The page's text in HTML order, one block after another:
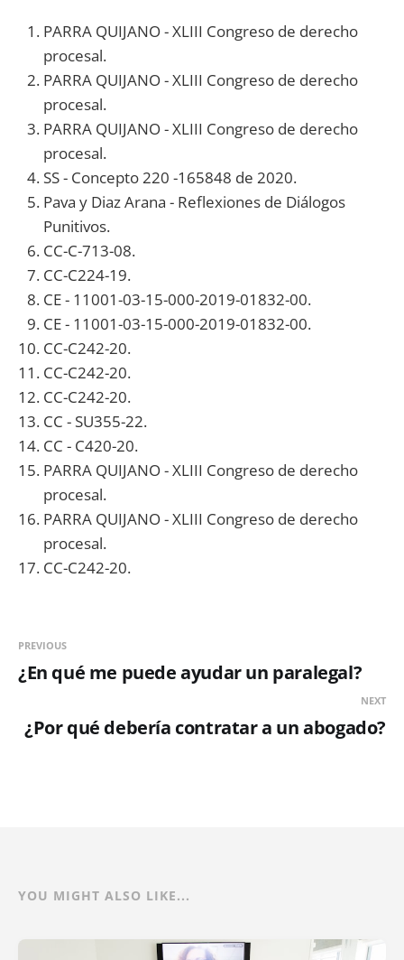
PARRA QUIJANO - XLIII Congreso de derecho
procesal.
PARRA QUIJANO - XLIII Congreso de derecho
procesal.
PARRA QUIJANO - XLIII Congreso de derecho
procesal.
SS - Concepto 220 -165848 de 2020.
Pava y Diaz Arana - Reflexiones de Diálogos
Punitivos.
CC-C-713-08.
CC-C224-19.
CE - 11001-03-15-000-2019-01832-00.
CE - 11001-03-15-000-2019-01832-00.
CC-C242-20.
CC-C242-20.
CC-C242-20.
CC - SU355-22.
CC - C420-20.
PARRA QUIJANO - XLIII Congreso de derecho
procesal.
PARRA QUIJANO - XLIII Congreso de derecho
procesal.
CC-C242-20.
PREVIOUS
¿En qué me puede ayudar un paralegal?
NEXT
¿Por qué debería contratar a un abogado?
YOU MIGHT ALSO LIKE...